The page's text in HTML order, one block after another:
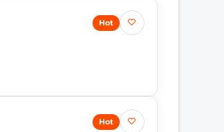
Hot
Hot